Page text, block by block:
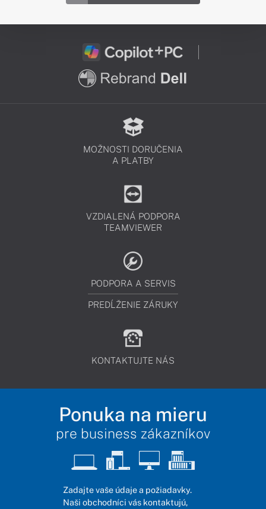
MOŽNOSTI DORUČENIA
A PLATBY
VZDIALENÁ PODPORA
TEAMVIEWER
PODPORA A SERVIS
PREDĹŽENIE ZÁRUKY
KONTAKTUJTE NÁS
Ponuka na mieru
pre business zákazníkov
Zadajte vaše údaje a požiadavky.
Naši obchodníci vás kontaktujú,